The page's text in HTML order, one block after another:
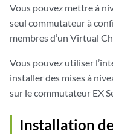
Vous pouvez mettre à
seul commutateur à
membres d’un Virtual
Vous pouvez utiliser
installer des mises à
sur le commutateur EX
Installation